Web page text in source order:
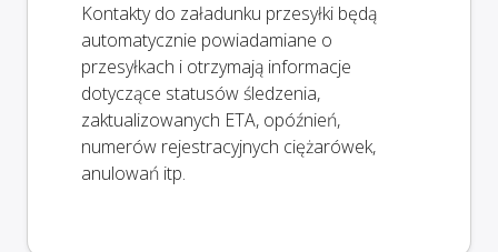
Kontakty do załadunku przesyłki będą
automatycznie powiadamiane o
przesyłkach i otrzymają informacje
dotyczące statusów śledzenia,
zaktualizowanych ETA, opóźnień,
numerów rejestracyjnych ciężarówek,
anulowań itp.